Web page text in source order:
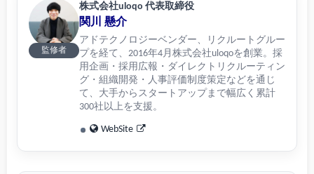
監修者
株式会社uloqo 代表取締役
関川 懸介
アドテクノロジーベンダー、リクルートグルー
プを経て、2016年4月株式会社uloqoを創業。採
用企画・採用広報・ダイレクトリクルーティン
グ・組織開発・人事評価制度策定などを通じ
て、大手からスタートアップまで幅広く累計
300社以上を支援。
WebSite